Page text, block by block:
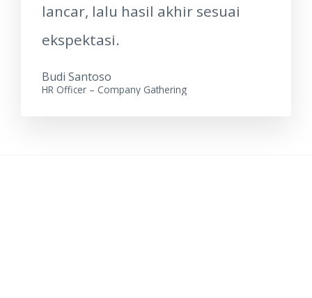
lancar, lalu hasil akhir sesuai
ekspektasi.
Budi Santoso
HR Officer – Company Gathering